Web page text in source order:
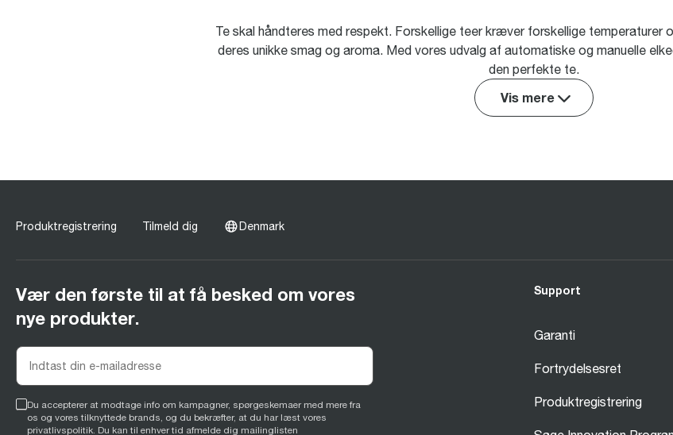
Te skal håndteres med respekt. Forskellige teer kræver forskellige
deres unikke smag og aroma. Med vores udvalg af automatiske og manuelle
den perfekte te.
Vis mere
Produktregistrering Tilmeld dig Denmark
Vær den første til at få besked om vores
nye produkter.
Du accepterer at modtage info om kampagner, spørgeskemaer med mere fra
os og vores tilknyttede brands, og du bekræfter, at du har læst vores
privatlivspolitik. Du kan til enhver tid afmelde dig mailinglisten
Support
Garanti
Fortrydelsesret
Produktregistrering